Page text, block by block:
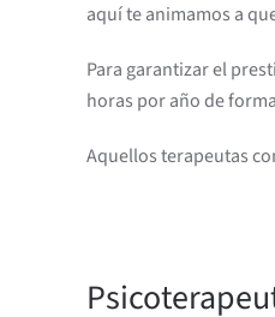
aquí te animamos a
Para garantizar el
horas por año de
Aquellos terapeutas